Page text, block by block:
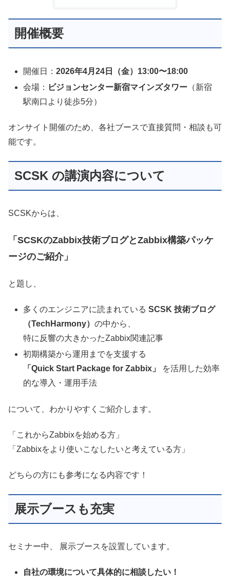
開催概要
開催日：2026年4月24日（金）13:00〜18:00
会場： ビジョンセンター新宿マインズタワー （新宿
駅南口より徒歩5分）
オンサイト開催のため、各社ブースで直接質問・相談も可
能です。
SCSK の講演内容について
SCSKからは、
「SCSKのZabbix技術ブログとZabbix構築パッケ
ージのご紹介」
と題し、
多くのエンジニアに読まれているSCSK 技術ブログ
（TechHarmony）の中から、
特に反響の大きかったZabbix関連記事
初期構築から運用までを支援する
「Quick Start Package for Zabbix」
を活用した効率
的な導入・運用手法
について、わかりやすくご紹介します。
「これからZabbixを始める方」
「 Zabbixをより使いこなしたいと考えている方 」
どちらの方にも参考になる内容です！
展示ブースも充実
セミナー中、 展示ブースを設置しています。
自社の環境について具体的に相談したい！